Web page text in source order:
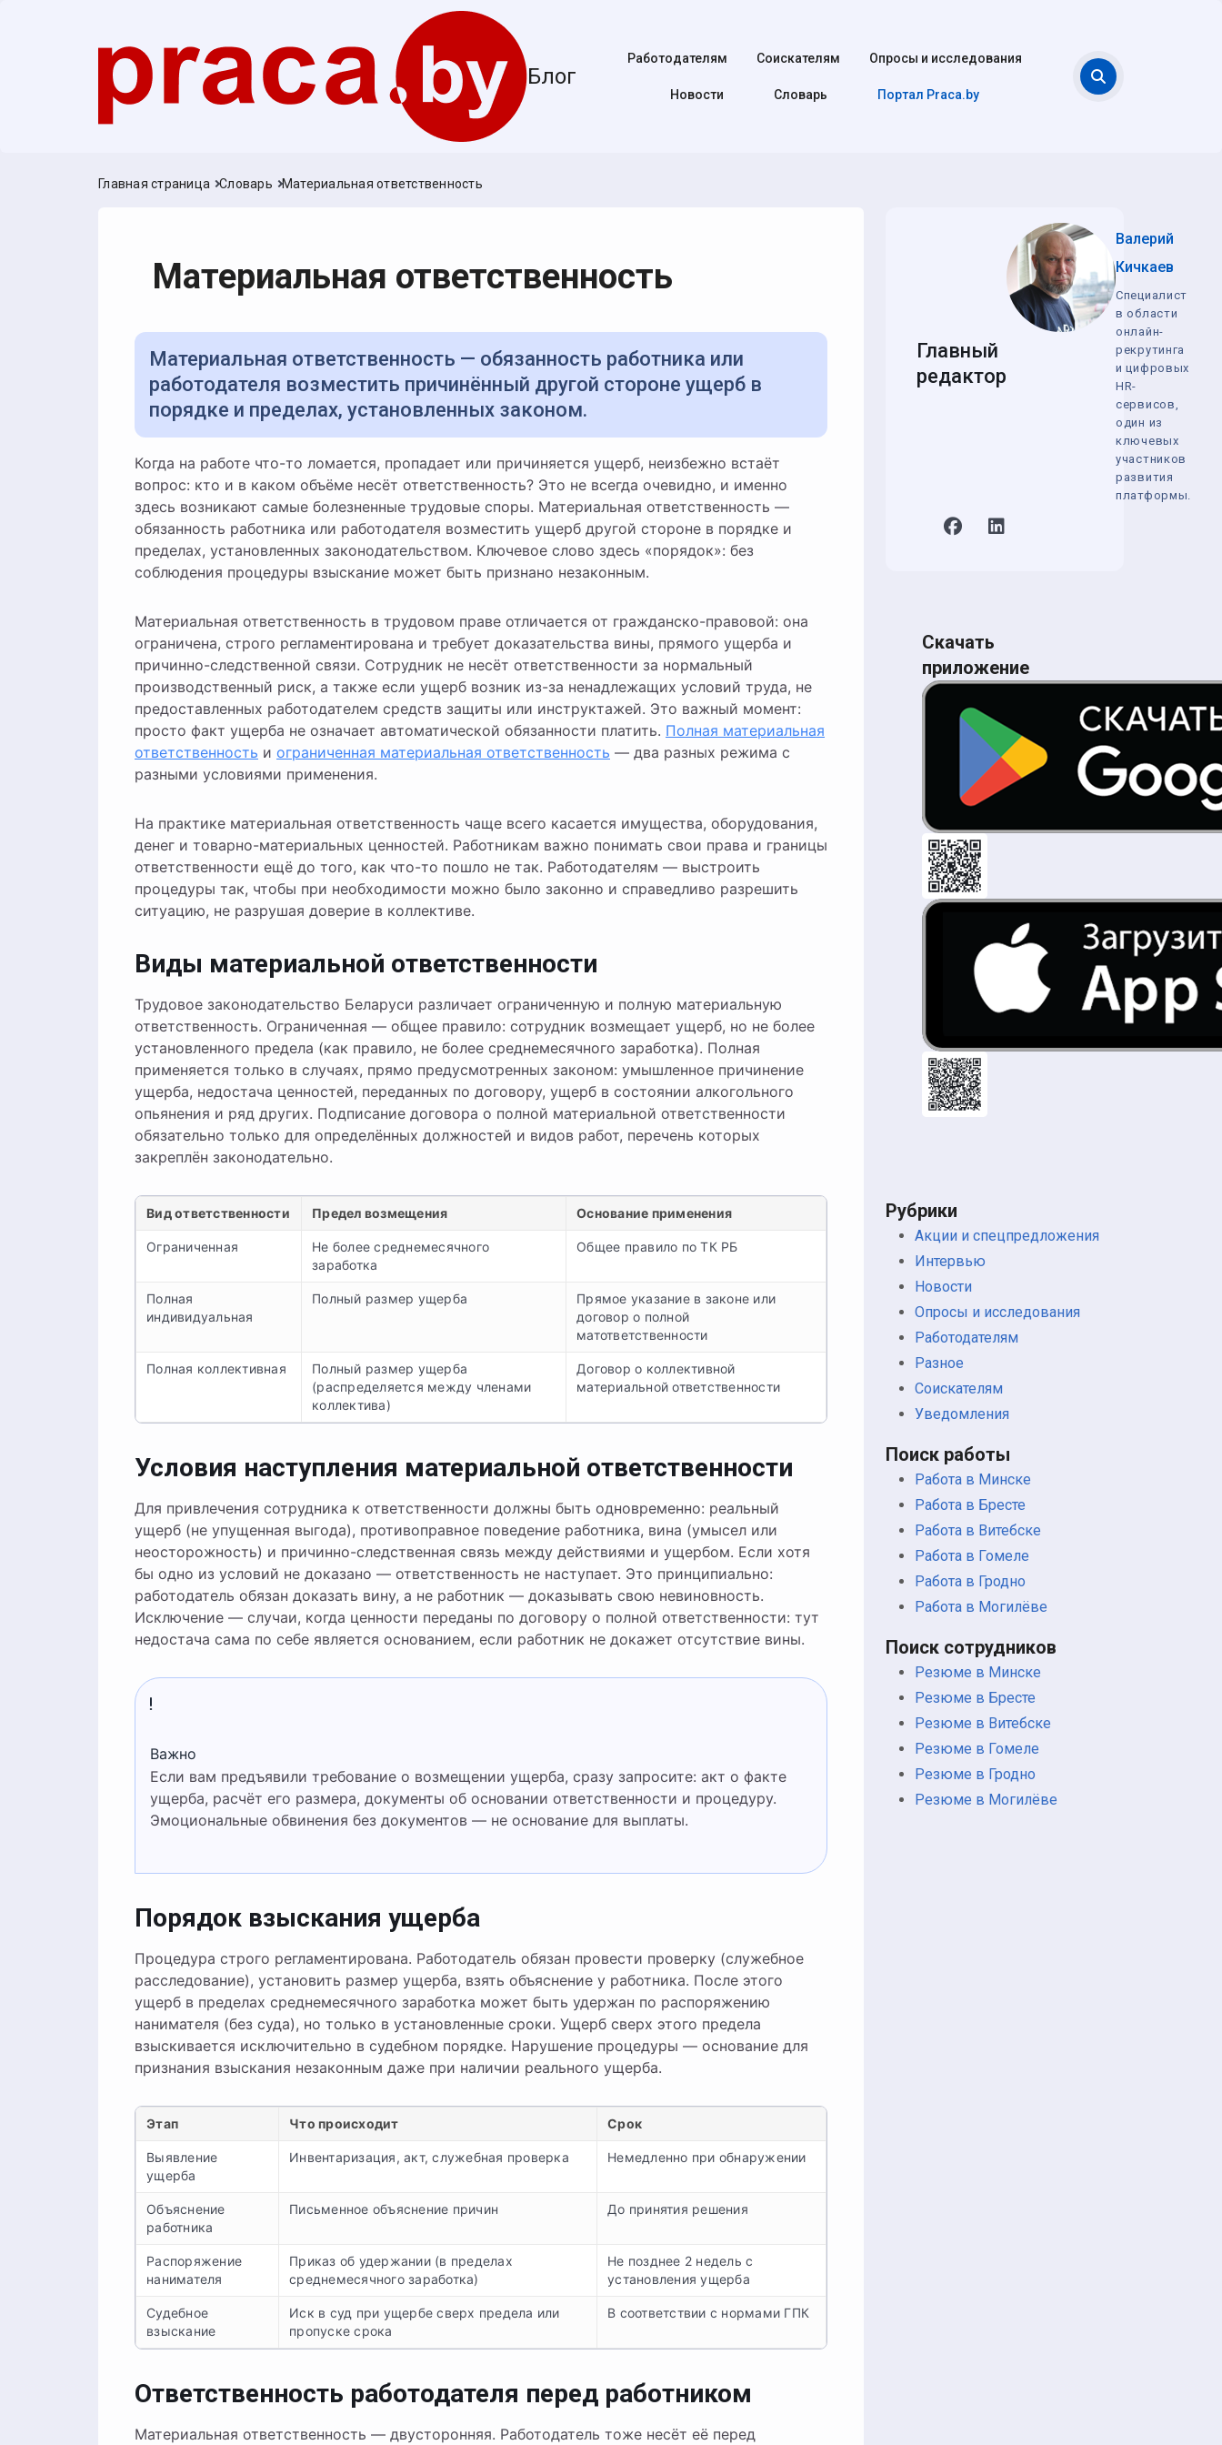
Блог
Работодателям Соискателям Опросы и исследования
Новости Cловарь Портал Praca.by
Главная страница Словарь Материальная ответственность
Материальная ответственность
Материальная ответственность — обязанность работника или
работодателя возместить причинённый другой стороне ущерб в
порядке и пределах, установленных законом.
Когда на работе что-то ломается, пропадает или причиняется ущерб, неизбежно встаёт
вопрос: кто и в каком объёме несёт ответственность? Это не всегда очевидно, и именно
здесь возникают самые болезненные трудовые споры. Материальная ответственность —
обязанность работника или работодателя возместить ущерб другой стороне в порядке и
пределах, установленных законодательством. Ключевое слово здесь «порядок»: без
соблюдения процедуры взыскание может быть признано незаконным.
Материальная ответственность в трудовом праве отличается от гражданско-правовой: она
ограничена, строго регламентирована и требует доказательства вины, прямого ущерба и
причинно-следственной связи. Сотрудник не несёт ответственности за нормальный
производственный риск, а также если ущерб возник из-за ненадлежащих условий труда, не
предоставленных работодателем средств защиты или инструктажей. Это важный момент:
просто факт ущерба не означает автоматической обязанности платить. Полная материальная
ответственность и ограниченная материальная ответственность — два разных режима с
разными условиями применения.
На практике материальная ответственность чаще всего касается имущества, оборудования,
денег и товарно-материальных ценностей. Работникам важно понимать свои права и границы
ответственности ещё до того, как что-то пошло не так. Работодателям — выстроить
процедуры так, чтобы при необходимости можно было законно и справедливо разрешить
ситуацию, не разрушая доверие в коллективе.
Виды материальной ответственности
Трудовое законодательство Беларуси различает ограниченную и полную материальную
ответственность. Ограниченная — общее правило: сотрудник возмещает ущерб, но не более
установленного предела (как правило, не более среднемесячного заработка). Полная
применяется только в случаях, прямо предусмотренных законом: умышленное причинение
ущерба, недостача ценностей, переданных по договору, ущерб в состоянии алкогольного
опьянения и ряд других. Подписание договора о полной материальной ответственности
обязательно только для определённых должностей и видов работ, перечень которых
закреплён законодательно.
Вид ответственности Предел возмещения Основание применения
Ограниченная
Не более среднемесячного
заработка
Общее правило по ТК РБ
Полная
индивидуальная
Полный размер ущерба
Прямое указание в законе или
договор о полной
матответственности
Полная коллективная
Полный размер ущерба
(распределяется между членами
коллектива)
Договор о коллективной
материальной ответственности
Условия наступления материальной ответственности
Для привлечения сотрудника к ответственности должны быть одновременно: реальный
ущерб (не упущенная выгода), противоправное поведение работника, вина (умысел или
неосторожность) и причинно-следственная связь между действиями и ущербом. Если хотя
бы одно из условий не доказано — ответственность не наступает. Это принципиально:
работодатель обязан доказать вину, а не работник — доказывать свою невиновность.
Исключение — случаи, когда ценности переданы по договору о полной ответственности: тут
недостача сама по себе является основанием, если работник не докажет отсутствие вины.
Важно
Если вам предъявили требование о возмещении ущерба, сразу запросите: акт о факте
ущерба, расчёт его размера, документы об основании ответственности и процедуру.
Эмоциональные обвинения без документов — не основание для выплаты.
Порядок взыскания ущерба
Процедура строго регламентирована. Работодатель обязан провести проверку (служебное
расследование), установить размер ущерба, взять объяснение у работника. После этого
ущерб в пределах среднемесячного заработка может быть удержан по распоряжению
нанимателя (без суда), но только в установленные сроки. Ущерб сверх этого предела
взыскивается исключительно в судебном порядке. Нарушение процедуры — основание для
признания взыскания незаконным даже при наличии реального ущерба.
Этап Что происходит Срок
Выявление
ущерба
Инвентаризация, акт, служебная проверка Немедленно при обнаружении
Объяснение
работника
Письменное объяснение причин До принятия решения
Распоряжение
нанимателя
Приказ об удержании (в пределах
среднемесячного заработка)
Не позднее 2 недель с
установления ущерба
Судебное
взыскание
Иск в суд при ущербе сверх предела или
пропуске срока
В соответствии с нормами ГПК
Ответственность работодателя перед работником
Материальная ответственность — двусторонняя. Работодатель тоже несёт её перед
Главный
редактор
Валерий
Кичкаев
Специалист
в области
онлайн-
рекрутинга
и цифровых
HR-
сервисов,
один из
ключевых
участников
развития
платформы.
Скачать
приложение
Рубрики
Акции и спецпредложения
Интервью
Новости
Опросы и исследования
Работодателям
Разное
Соискателям
Уведомления
Поиск работы
Работа в Минске
Работа в Бресте
Работа в Витебске
Работа в Гомеле
Работа в Гродно
Работа в Могилёве
Поиск сотрудников
Резюме в Минске
Резюме в Бресте
Резюме в Витебске
Резюме в Гомеле
Резюме в Гродно
Резюме в Могилёве